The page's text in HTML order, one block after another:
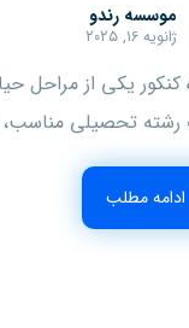
موسسه رندو
ژانویه ۱۶, ۲۰۲۵
کنکور یکی از مراحل
رشته تحصیلی مناسب،
ادامه مطلب